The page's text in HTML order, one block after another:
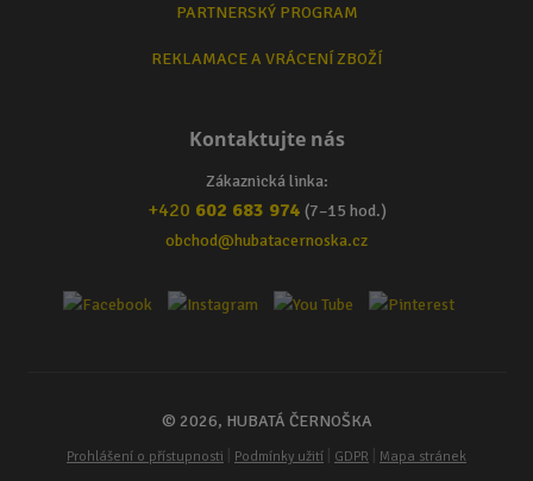
PARTNERSKÝ PROGRAM
REKLAMACE A VRÁCENÍ ZBOŽÍ
Kontaktujte nás
Zákaznická linka:
+420 602 683 974 (7–15 hod.)
obchod@hubatacernoska.cz
© 2026, HUBATÁ ČERNOŠKA
Prohlášení o přístupnosti Podmínky užití GDPR Mapa stránek